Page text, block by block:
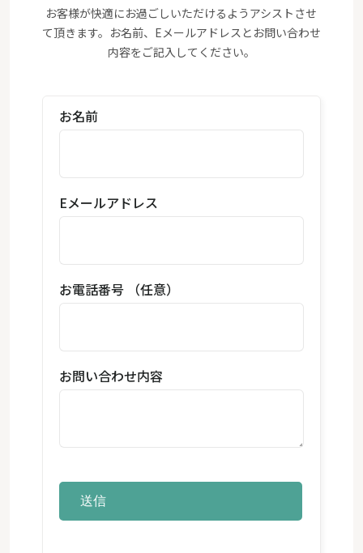
お名前
Eメールアドレス
お電話番号 （任意）
お問い合わせ内容
お客様が快適にお過ごしいただけるようアシストさせ
て頂きます。お名前、Eメールアドレスとお問い合わせ
内容をご記入してください。